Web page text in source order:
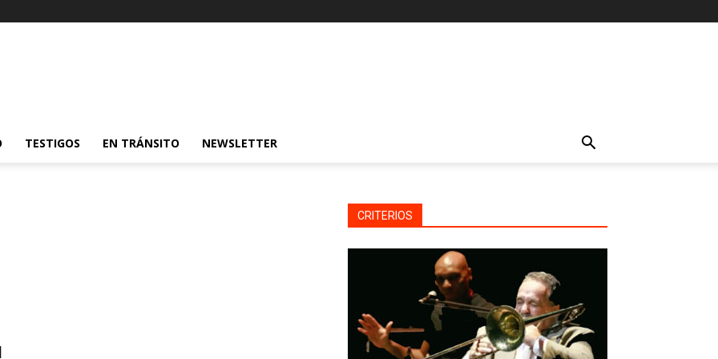
TESTIGOS EN TRÁNSITO NEWSLETTER
CRITERIOS